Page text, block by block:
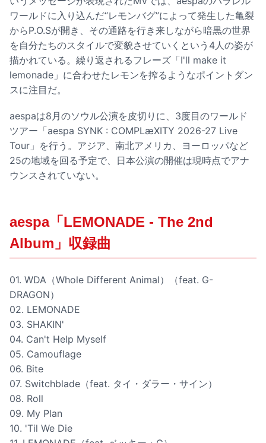
ワールドに入り込んだ“レモンバグ”によって発生した亀裂
からP.O.Sが開き、その通路を行き来しながら暗黒の世界
を自分たちのスタイルで変貌させていくという4人の姿が
描かれている。繰り返されるフレーズ「I'll make it
lemonade」に合わせたレモンを搾るようなポイントダン
スに注目だ。
aespaは8月のソウル公演を皮切りに、3度目のワールド
ツアー「aespa SYNK : COMPLæXITY 2026-27 Live
Tour」を行う。アジア、南北アメリカ、ヨーロッパなど
25の地域を回る予定で、日本公演の開催は現時点でアナ
ウンスされていない。
aespa「LEMONADE - The 2nd
Album」収録曲
01. WDA（Whole Different Animal）（feat. G-
DRAGON）
02. LEMONADE
03. SHAKIN'
04. Can't Help Myself
05. Camouflage
06. Bite
07. Switchblade（feat. タイ・ダラー・サイン）
08. Roll
09. My Plan
10. 'Til We Die